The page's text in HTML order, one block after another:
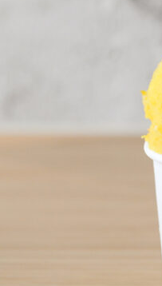
おすすめの展
おすすめの映
誠光社で選び
おすすめの本
紹介します。
おすすめの